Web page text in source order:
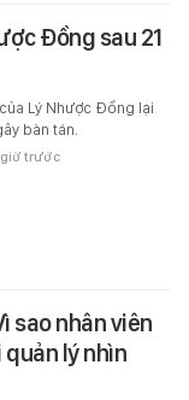
Đồng sau 21
Lý Nhược Đồng lại
bàn tán.
trước
sao nhân viên
lý nhìn